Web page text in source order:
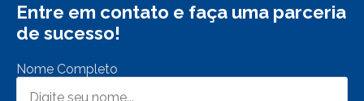
Entre em contato e faça uma parceria
de sucesso!
Nome Completo